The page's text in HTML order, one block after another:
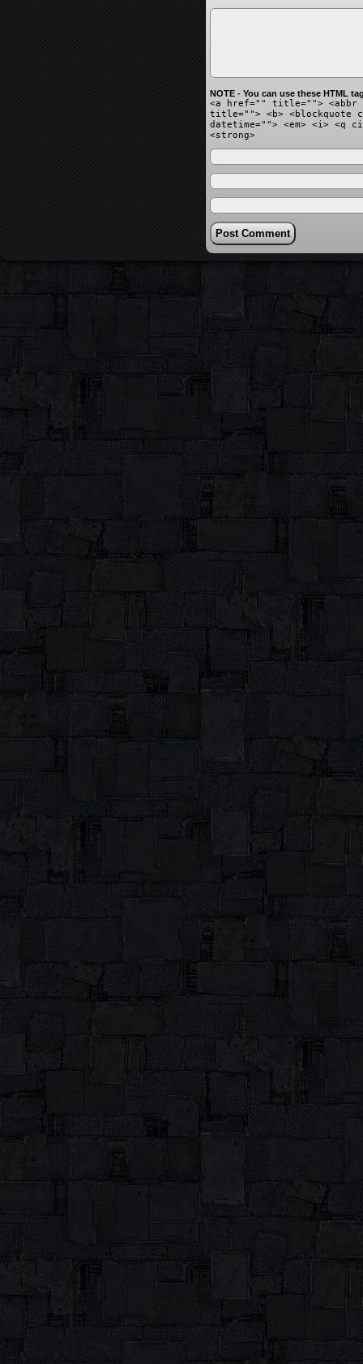
NOTE - You can use these HTML
<a href="" title=""> <abbr
title=""> <b> <blockquote
datetime=""> <em> <i> <q
<strong>